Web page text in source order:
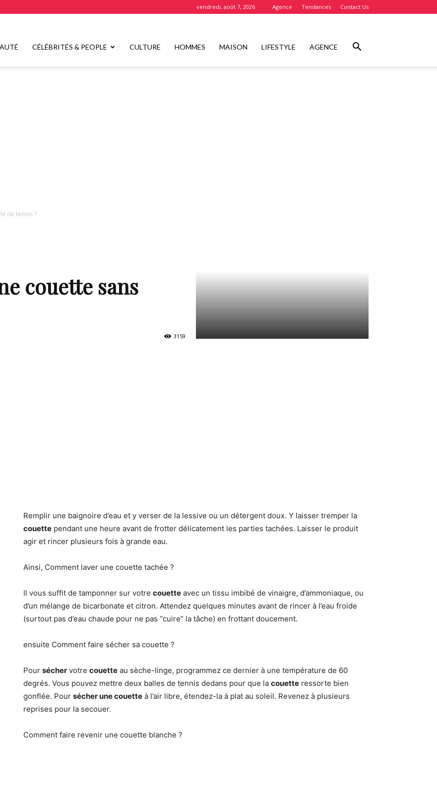
vendredi, août 7, 2026 Agence Tendances Contact Us
CÉLÉBRITÉS & PEOPLE CULTURE HOMMES MAISON LIFESTYLE AGENCE
de tennis ?
couette sans
3159
Remplir une baignoire d’eau et y verser de la lessive ou un détergent doux. Y laisser tremper la
couette pendant une heure avant de frotter délicatement les parties tachées. Laisser le produit
agir et rincer plusieurs fois à grande eau.
Ainsi, Comment laver une couette tachée ?
Il vous suffit de tamponner sur votre couette avec un tissu imbibé de vinaigre, d’ammoniaque, ou
d’un mélange de bicarbonate et citron. Attendez quelques minutes avant de rincer à l’eau froide
(surtout pas d’eau chaude pour ne pas “cuire” la tâche) en frottant doucement.
ensuite Comment faire sécher sa couette ?
Pour sécher votre couette au sèche-linge, programmez ce dernier à une température de 60
degrés. Vous pouvez mettre deux balles de tennis dedans pour que la couette ressorte bien
gonflée. Pour sécher une couette à l’air libre, étendez-la à plat au soleil. Revenez à plusieurs
reprises pour la secouer.
Comment faire revenir une couette blanche ?